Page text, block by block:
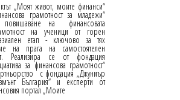
„Моят живот, моите финанси“
грамотност за младежи“
повишаване на финансовата
на ученици от горен
етап - ключово за тях
на прага на самостоятелен
Реализира се от фондация
за финансова грамотност“
с фондация „Джуниър
България“ и експерти от
портал „Моите